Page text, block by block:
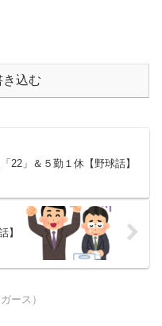
き込む
22」＆５勤１休【野球話】
】
ース）